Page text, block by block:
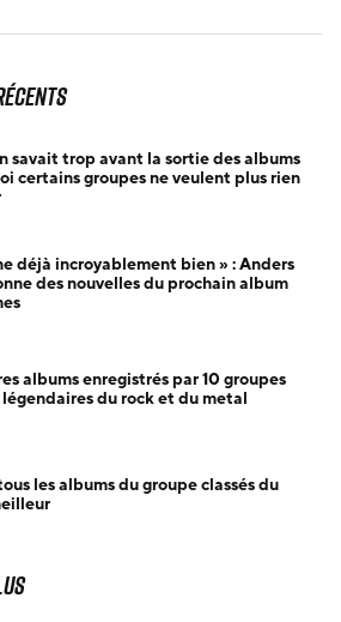
savait trop avant la sortie des albums
certains groupes ne veulent plus rien
déjà incroyablement bien » : Anders
des nouvelles du prochain album
albums enregistrés par 10 groupes
du rock et du metal
les albums du groupe classés du